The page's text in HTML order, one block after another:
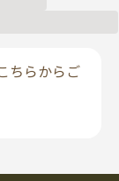
ちらからご